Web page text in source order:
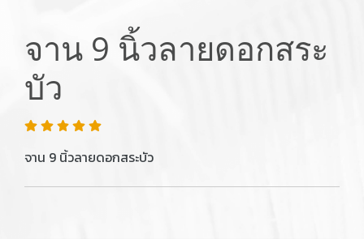
จาน 9 นิ้วลายดอกสระ
บัว
จาน 9 นิ้วลายดอกสระบัว